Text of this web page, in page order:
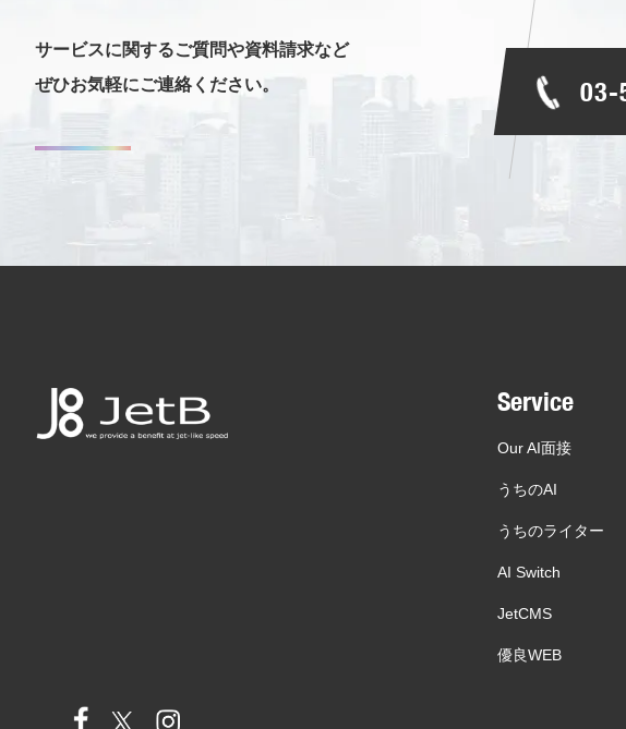
サービスに関するご質問や資料請求など
ぜひお気軽にご連絡ください。
03-
Service
Our AI面接
うちのAI
うちのライター
AI Switch
JetCMS
優良WEB